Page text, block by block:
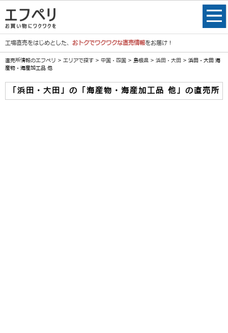
工場直売をはじめとした、 おトクでワクワクな直売情報をお届け！
直売所情報のエフペリ > エリアで探す > 中国・四国 > 島根県 > 浜田・大田 > 浜田・大田 海
産物・海産加工品 他
「浜田・大田」の「海産物・海産加工品 他」の直売所